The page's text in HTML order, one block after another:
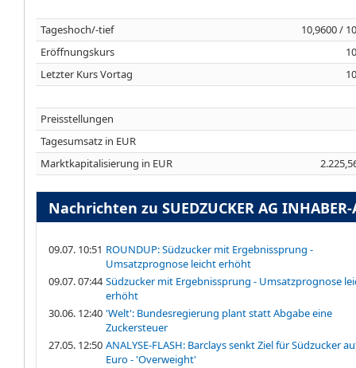
Tageshoch/-tief
10,9600 /
Eröffnungskurs
Letzter Kurs Vortag
Preisstellungen
Tagesumsatz in EUR
Marktkapitalisierung in EUR
Nachrichten zu SUEDZUCKER AG
09.07. 10:51 ROUNDUP: Südzucker mit Ergebnissprung -
Umsatzprognose leicht erhöht
09.07. 07:44 Südzucker mit Ergebnissprung - Umsatzprognose
erhöht
30.06. 12:40 'Welt': Bundesregierung plant statt Abgabe eine
Zuckersteuer
27.05. 12:50 ANALYSE-FLASH: Barclays senkt Ziel für Südzucker
Euro - 'Overweight'